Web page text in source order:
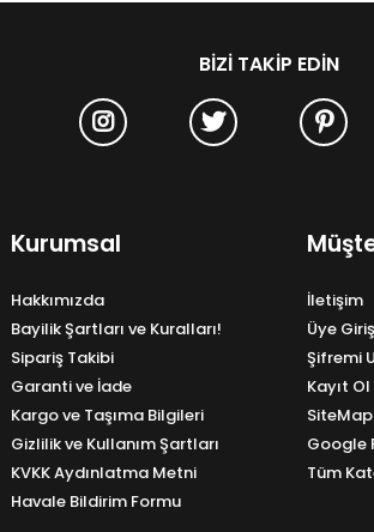
BIZI TAKIP EDIN
Kurumsal
Hakkımızda
Bayilik Şartları ve Kuralları!
Sipariş Takibi
Garanti ve İade
Kargo ve Taşıma Bilgileri
Gizlilik ve Kullanım Şartları
KVKK Aydınlatma Metni
Havale Bildirim Formu
İletişim
Üye
Şifremi
Kayıt Ol
SiteMap
Google
Tüm